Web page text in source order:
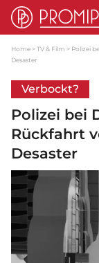
Home TV & Film
Polizei
Desaster
Verbockt?
Polizei bei
Rückfahrt
Desaster